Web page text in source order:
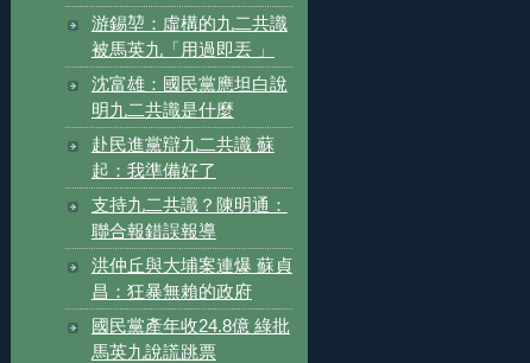
游錫堃：虛構的九二共識
被馬英九「用過即丟 」
沈富雄：國民黨應坦白說
明九二共識是什麼
赴民進黨辯九二共識 蘇
起：我準備好了
支持九二共識？陳明通：
聯合報錯誤報導
洪仲丘與大埔案連爆 蘇貞
昌：狂暴無賴的政府
國民黨產年收24.8億 綠批
馬英九說謊跳票